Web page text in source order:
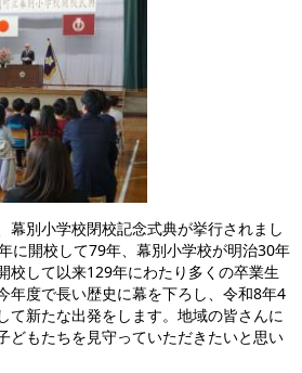
幕別小学校閉校記念式典が挙行されまし
に開校して79年、幕別小学校が明治30年
校して以来129年にわたり多くの卒業生
年度で長い歴史に幕を下ろし、令和8年4
て新たな出発をします。地域の皆さんに
どもたちを見守っていただきたいと思い